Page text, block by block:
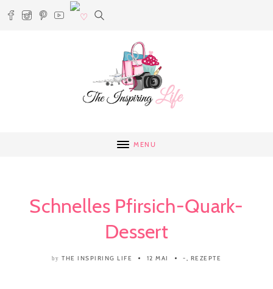
MENU
Schnelles Pfirsich-Quark-
Dessert
by THE INSPIRING LIFE 12 MAI -, REZEPTE